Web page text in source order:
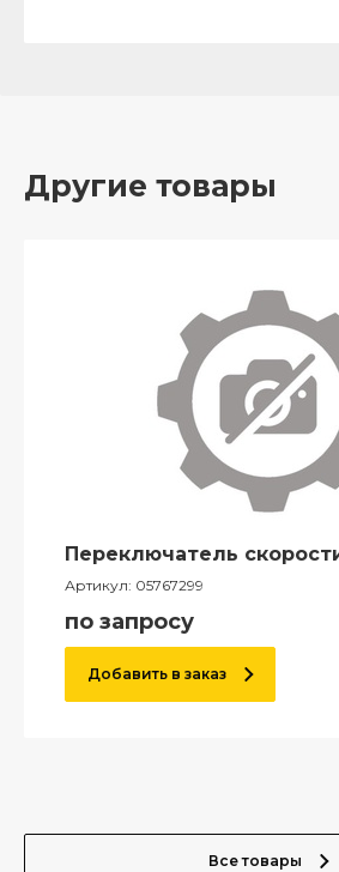
Другие товары
Переключатель
Артикул: 05767299
по запросу
Добавить в заказ
Все товары